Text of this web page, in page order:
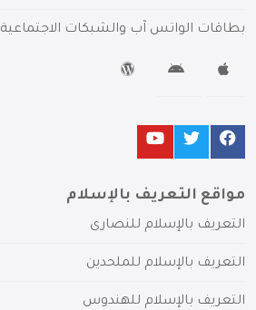
بطاقات الواتس آب والشبكات الاجتماعية
مواقع التعريف بالإسلام
التعريف بالإسلام للنصارى
التعريف بالإسلام للملحدين
التعريف بالإسلام للهندوس